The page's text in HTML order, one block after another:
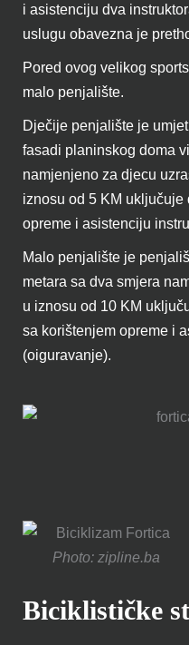
i asistenciju dva
uslugu obavezna je
Pored ovog velikog
malo penjalište.
Dječije penjalište je
fasadi planinskog doma
namjenjeno za djecu
iznosu od 5 KM
opreme i asistenciju
Malo penjalište je
metara sa dva smjera
u iznosu od 10 KM
sa korištenjem opreme i
(oiguravanje).
Photo: zipline.ba
Biciklističke